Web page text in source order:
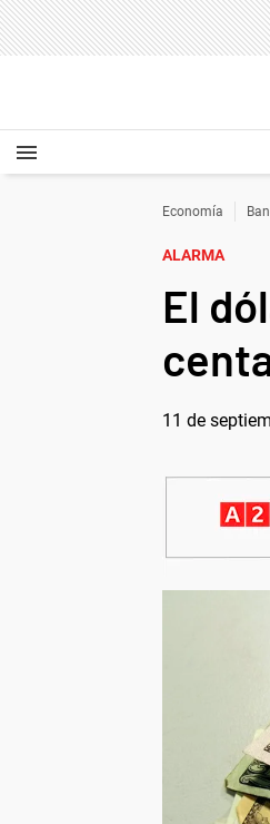
Economía
ALARMA
El
11 de